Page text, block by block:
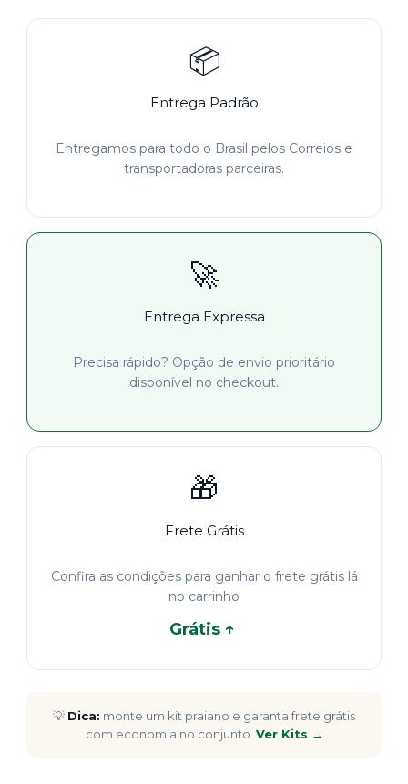
📦
Entrega Padrão
Entregamos para todo o Brasil pelos Correios e
transportadoras parceiras.
🚀
Entrega Expressa
Precisa rápido? Opção de envio prioritário
disponível no checkout.
🎁
Frete Grátis
Confira as condições para ganhar o frete grátis lá
no carrinho
Grátis ↑
💡 Dica: monte um kit praiano e garanta frete grátis
com economia no conjunto. Ver Kits →